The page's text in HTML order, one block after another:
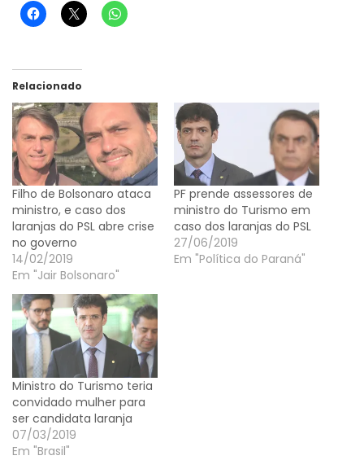
Relacionado
Filho de Bolsonaro ataca
ministro, e caso dos
laranjas do PSL abre crise
no governo
14/02/2019
Em "Jair Bolsonaro"
PF prende assessores de
ministro do Turismo em
caso dos laranjas do PSL
27/06/2019
Em "Política do Paraná"
Ministro do Turismo teria
convidado mulher para
ser candidata laranja
07/03/2019
Em "Brasil"